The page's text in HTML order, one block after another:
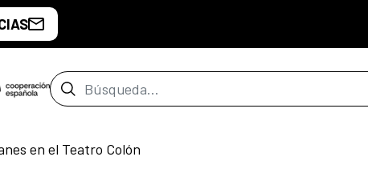
Barra de búsqueda
en el Teatro Colón